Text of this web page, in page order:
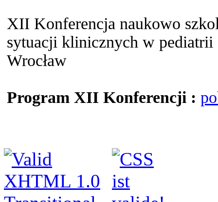
XII Konferencja naukowo
sytuacji klinicznych w
Wrocław
Program XII Konferencji :